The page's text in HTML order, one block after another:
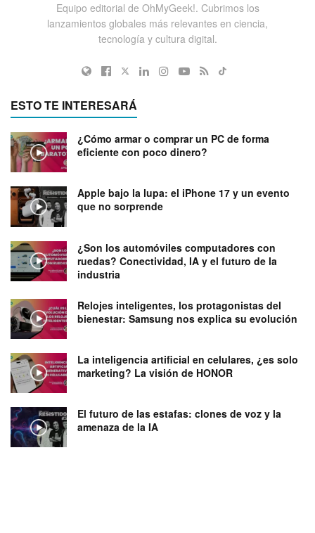
Equipo editorial de OhMyGeek!. Cubrimos los
lanzamientos globales más relevantes en ciencia,
tecnología y cultura digital.
ESTO TE INTERESARÁ
¿Cómo armar o comprar un PC de forma
eficiente con poco dinero?
Apple bajo la lupa: el iPhone 17 y un evento
que no sorprende
¿Son los automóviles computadores con
ruedas? Conectividad, IA y el futuro de la
industria
Relojes inteligentes, los protagonistas del
bienestar: Samsung nos explica su evolución
La inteligencia artificial en celulares, ¿es solo
marketing? La visión de HONOR
El futuro de las estafas: clones de voz y la
amenaza de la IA